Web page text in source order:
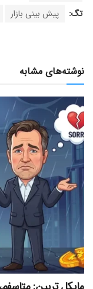
تگ: پیش بینی بازار
نوشته‌های مشابه